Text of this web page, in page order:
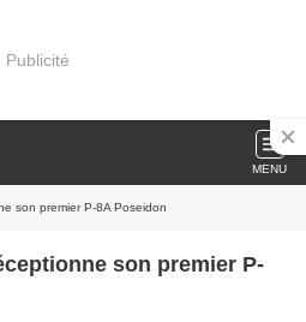
Publicité
MENU
son premier P-8A Poseidon
son premier P-